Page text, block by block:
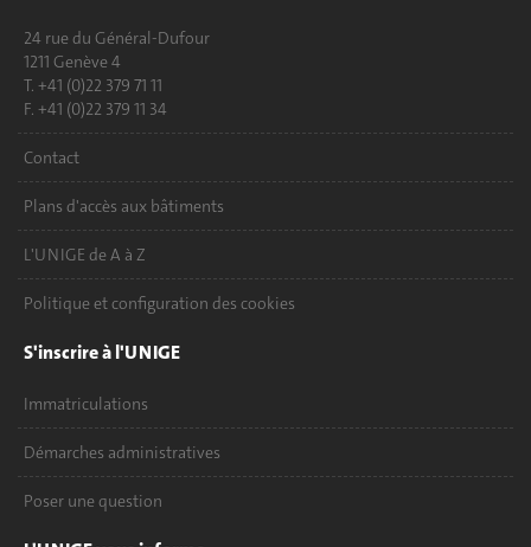
24 rue du Général-Dufour
1211 Genève 4
T. +41 (0)22 379 71 11
F. +41 (0)22 379 11 34
Contact
Plans d'accès aux bâtiments
L'UNIGE de A à Z
Politique et configuration des cookies
S'inscrire à l'UNIGE
Immatriculations
Démarches administratives
Poser une question